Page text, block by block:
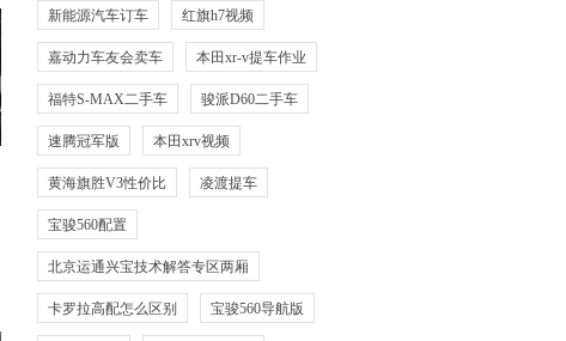
新能源汽车订车 红旗h7视频
嘉动力车友会卖车 本田xr-v提车作业
福特S-MAX二手车 骏派D60二手车
速腾冠军版 本田xrv视频
黄海旗胜V3性价比 凌渡提车
宝骏560配置
北京运通兴宝技术解答专区两厢
卡罗拉高配怎么区别 宝骏560导航版